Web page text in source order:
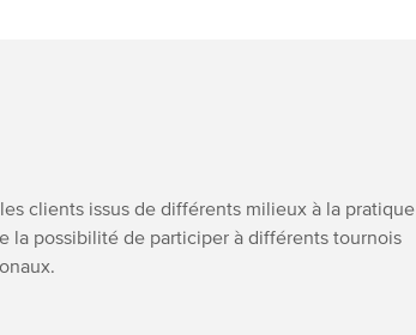
clients issus de différents milieux à la pratique
la possibilité de participer à différents tournois